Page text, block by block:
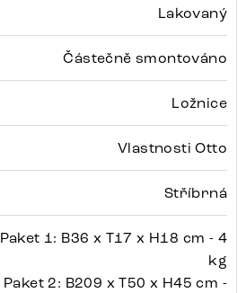
Lakovaný
Částečně smontováno
Ložnice
Vlastnosti Otto
Stříbrná
Paket 1: B36 x T17 x H18 cm - 4
kg
Paket 2: B209 x T50 x H45 cm -